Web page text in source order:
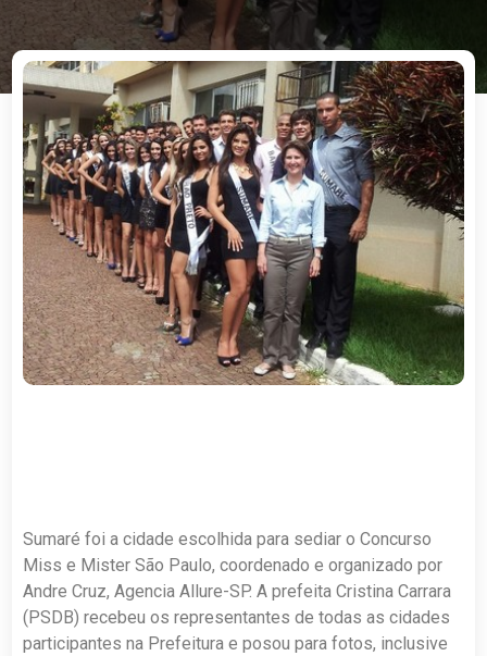
Sumaré foi a cidade escolhida para sediar o Concurso
Miss e Mister São Paulo, coordenado e organizado por
Andre Cruz, Agencia Allure-SP. A prefeita Cristina Carrara
(PSDB) recebeu os representantes de todas as cidades
participantes na Prefeitura e posou para fotos, inclusive